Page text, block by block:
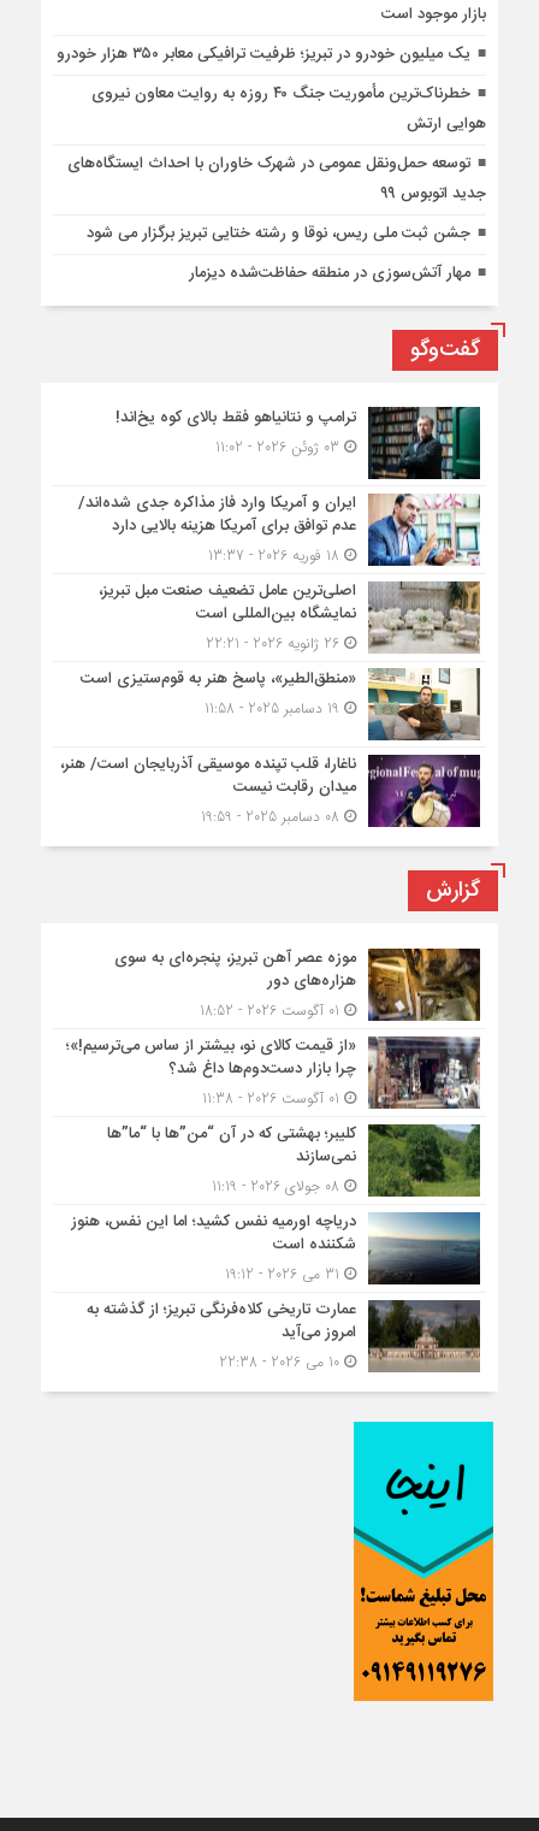
بازار موجود است
یک میلیون خودرو در تبریز؛ ظرفیت ترافیکی معابر ۳۵۰ هزار خودرو
خطرناک‌ترین مأموریت جنگ ۴۰ روزه به روایت معاون نیروی
هوایی ارتش
توسعه حمل‌ونقل عمومی در شهرک خاوران با احداث ایستگاه‌های
جدید اتوبوس ۹۹
جشن ثبت ملی ریس، نوقا و رشته ختایی تبریز برگزار می شود
مهار آتش‌سوزی در منطقه حفاظت‌شده دیزمار
گفت‌وگو
ترامپ و نتانیاهو فقط بالای کوه یخ‌اند!
ایران و آمریکا وارد فاز مذاکره جدی شده‌اند/
عدم توافق برای آمریکا هزینه بالایی دارد
اصلی‌ترین عامل تضعیف صنعت مبل تبریز،
نمایشگاه بین‌المللی است
26 ژانویه 2026 - 22:21
«منطق‌الطیر»، پاسخ هنر به قوم‌ستیزی است
ناغارا، قلب تپنده موسیقی آذربایجان است/ هنر،
میدان رقابت نیست
گزارش
موزه عصر آهن تبریز، پنجره‌ای به سوی
هزاره‌های دور
«از قیمت کالای نو، بیشتر از ساس می‌ترسیم!»؛
چرا بازار دست‌دوم‌ها داغ شد؟
کلیبر؛ بهشتی که در آن “من”ها با “ما”ها
نمی‌سازند
دریاچه اورمیه نفس کشید؛ اما این نفس، هنوز
شکننده است
عمارت تاریخی کلاه‌فرنگی تبریز؛ از گذشته به
امروز می‌آید
10 می 2026 - 22:38